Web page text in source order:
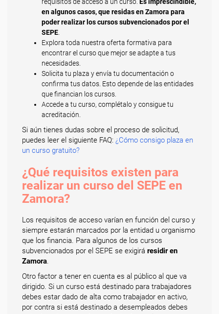
en algunos casos, que residas en Zamora para
poder realizar los cursos subvencionados por el
SEPE
Explora toda nuestra oferta formativa para
encontrar el curso que mejor se adapte a tus
necesidades.
Solicita tu plaza y envía tu documentación o
confirma tus datos. Esto depende de las entidades
que financian los cursos.
Accede a tu curso, complétalo y consigue tu
acreditación.
Si aún tienes dudas sobre el proceso de solicitud,
puedes leer el siguiente FAQ: ¿Cómo consigo plaza en
un curso gratuito?
¿Qué requisitos existen para
realizar un curso del SEPE en
Zamora?
Los requisitos de acceso varían en función del curso y
siempre estarán marcados por la entidad u organismo
que los financia. Para algunos de los cursos
subvencionados por el SEPE se exigirá residir en
Zamora.
Otro factor a tener en cuenta es al público al que va
dirigido. Si un curso está destinado para trabajadores
debes estar dado de alta como trabajador en activo,
por contra si está destinado a desempleados debes